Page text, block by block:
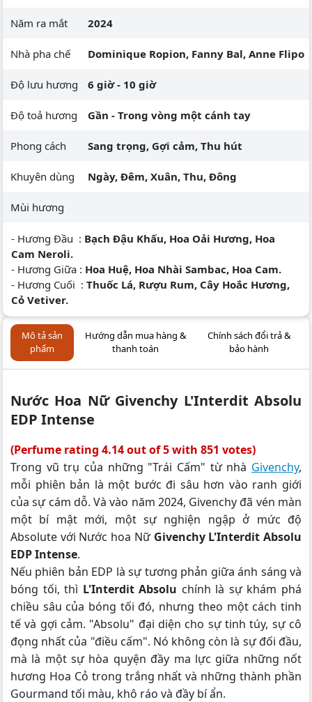
Mô tả sản
phẩm
Hướng dẫn mua hàng &
thanh toán
Chính sách đổi trả &
bảo hành
Nước Hoa Nữ Givenchy L'Interdit Absolu
EDP Intense
(Perfume rating 4.14 out of 5 with 851 votes)
Trong vũ trụ của những "Trái Cấm" từ nhà Givenchy,
mỗi phiên bản là một bước đi sâu hơn vào ranh giới
của sự cám dỗ. Và vào năm 2024, Givenchy đã vén màn
một bí mật mới, một sự nghiện ngập ở mức độ
Absolute với Nước hoa Nữ Givenchy L'Interdit Absolu
EDP Intense.
Nếu phiên bản EDP là sự tương phản giữa ánh sáng và
bóng tối, thì L'Interdit Absolu chính là sự khám phá
chiều sâu của bóng tối đó, nhưng theo một cách tinh
tế và gợi cảm. "Absolu" đại diện cho sự tinh túy, sự cô
đọng nhất của "điều cấm". Nó không còn là sự đối đầu,
mà là một sự hòa quyện đầy ma lực giữa những nốt
hương Hoa Cỏ trong trắng nhất và những thành phần
Gourmand tối màu, khô ráo và đầy bí ẩn.
Năm ra mắt 2024
Nhà pha chế Dominique Ropion, Fanny Bal, Anne Flipo
Độ lưu hương 6 giờ - 10 giờ
Độ toả hương Gần - Trong vòng một cánh tay
Phong cách Sang trọng, Gợi cảm, Thu hút
Khuyên dùng Ngày, Đêm, Xuân, Thu, Đông
Mùi hương
- Hương Đầu : Bạch Đậu Khấu, Hoa Oải Hương, Hoa
Cam Neroli.
- Hương Giữa : Hoa Huệ, Hoa Nhài Sambac, Hoa Cam.
- Hương Cuối : Thuốc Lá, Rượu Rum, Cây Hoắc Hương,
Cỏ Vetiver.